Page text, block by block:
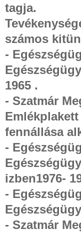
tagja.
számos
-
1965 .
- Szatmár
Emlékplakett
fennállása
-
izben1976-
-
- Szatmár